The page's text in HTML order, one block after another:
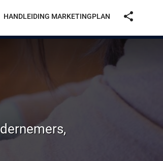
share
HANDLEIDING MARKETINGPLAN